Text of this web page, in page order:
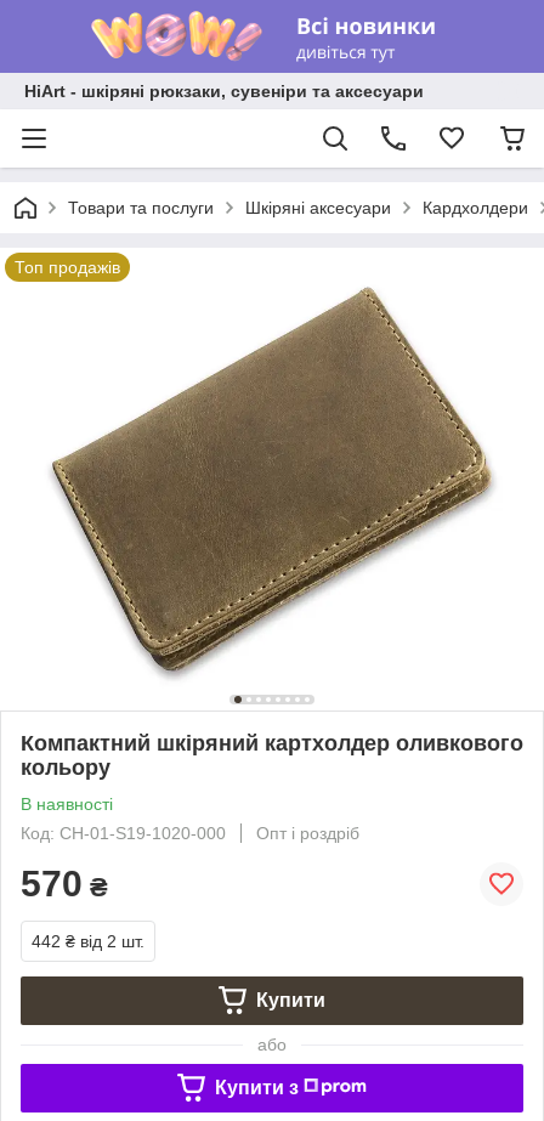
HiArt - шкіряні рюкзаки, сувеніри та аксесуари
Товари та послуги Шкіряні аксесуари Кардхолдери
Топ продажів
Компактний шкіряний картхолдер оливкового
кольору
В наявності
Код: CH-01-S19-1020-000
Опт і роздріб
570 ₴
442 ₴ від 2 шт.
Купити
або
Купити з